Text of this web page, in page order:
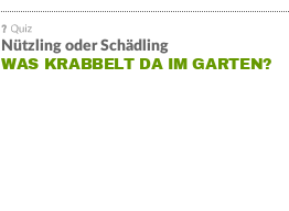
Nützling oder Schädling
WAS KRABBELT DA IM GARTEN?